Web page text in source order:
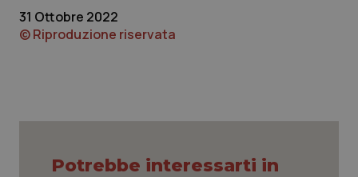
Piemonte
Provincia Autonoma di Trento
Puglia
HIV
Ipertensione & Scompenso
Malattie rare
31 Ottobre 2022
© Riproduzione riservata
Potrebbe interessarti in